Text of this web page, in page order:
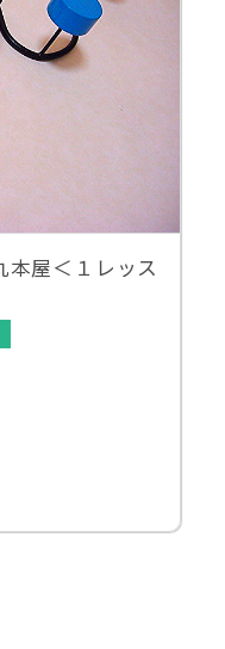
本屋＜１レッス